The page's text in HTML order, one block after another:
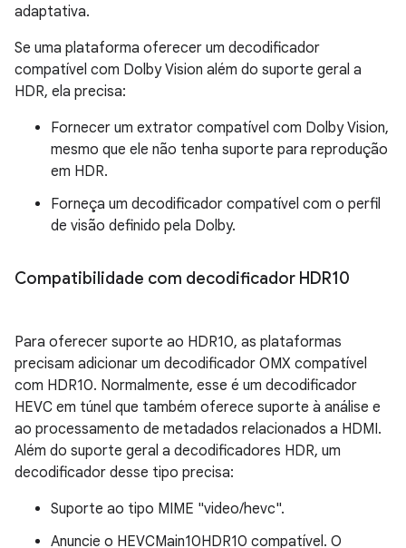
adaptativa.
Se uma plataforma oferecer um decodificador
compatível com Dolby Vision além do suporte geral a
HDR, ela precisa:
Fornecer um extrator compatível com Dolby Vision,
mesmo que ele não tenha suporte para reprodução
em HDR.
Forneça um decodificador compatível com o perfil
de visão definido pela Dolby.
Compatibilidade com decodificador HDR10
Para oferecer suporte ao HDR10, as plataformas
precisam adicionar um decodificador OMX compatível
com HDR10. Normalmente, esse é um decodificador
HEVC em túnel que também oferece suporte à análise e
ao processamento de metadados relacionados a HDMI.
Além do suporte geral a decodificadores HDR, um
decodificador desse tipo precisa:
Suporte ao tipo MIME "video/hevc".
Anuncie o HEVCMain10HDR10 compatível. O